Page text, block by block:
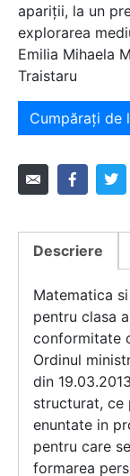
apariții, la un
explorarea
Emilia Mihaela
Traistaru
Cumpărați de
Descriere
Matematica
pentru clasa
conformitate
Ordinul
din
structurat, ce
enuntate in
pentru care
formarea